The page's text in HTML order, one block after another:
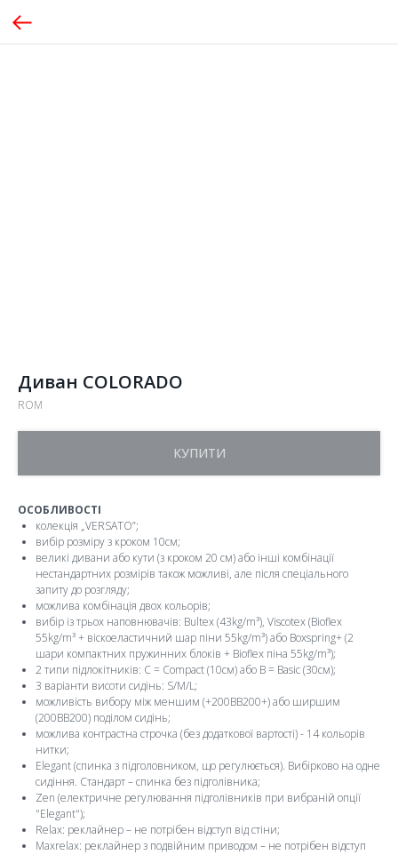
Диван COLORADO
ROM
КУПИТИ
ОСОБЛИВОСТІ
колекція „VERSATO”;
вибір розміру з кроком 10см;
великі дивани або кути (з кроком 20 см) або інші комбінації
нестандартних розмірів також можливі, але після спеціального
запиту до розгляду;
можлива комбінація двох кольорів;
вибір із трьох наповнювачів: Bultex (43kg/m³), Viscotex (Bioflex
55kg/m³ + віскоеластичний шар піни 55kg/m³) або Boxspring+ (2
шари компактних пружинних блоків + Bioflex піна 55kg/m³);
2 типи підлокітників: C = Compact (10см) або B = Basic (30см);
3 варіанти висоти сидінь: S/M/L;
можливість вибору між меншим (+200BB200+) або ширшим
(200BB200) поділом сидінь;
можлива контрастна строчка (без додаткової вартості) - 14 кольорів
нитки;
Elegant (спинка з підголовником, що регулюється). Вибірково на одне
сидіння. Стандарт – спинка без підголівника;
Zen (електричне регулювання підголівників при вибраній опції
"Elegant");
Relax: реклайнер – не потрібен відступ від стіни;
Maxrelax: реклайнер з подвійним приводом – не потрібен відступ